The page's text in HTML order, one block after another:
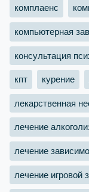
комплаенс
компьютерная
консультация
кпт курение
лекарственная
лечение
лечение
лечение игровой